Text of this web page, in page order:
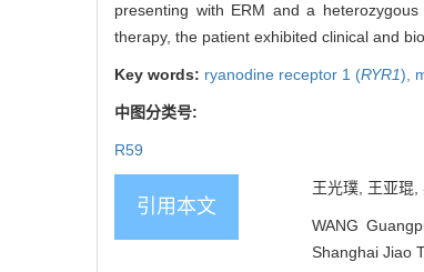
presenting with ERM and a
therapy, the patient exhibited clinical and
Key words: ryanodine receptor 1 (RYR1),
中图分类号:
R59
引用本文
王光璞, 王亚琨,
WANG
Shanghai Jiao